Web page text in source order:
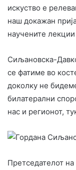
искуство е
наш докажан
научените
Сиљановска-
се фатиме во
доколку не
билатерални
нас и регионот,
Претседателот